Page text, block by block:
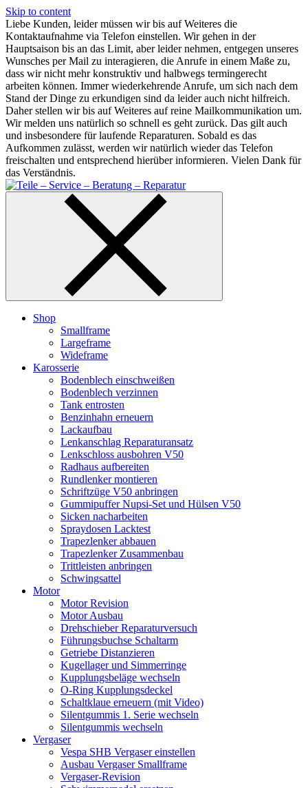
Skip to content
Liebe Kunden, leider müssen wir bis auf Weiteres die
Kontaktaufnahme via Telefon einstellen. Wir gehen in der
Hauptsaison bis an das Limit, aber leider nehmen, entgegen unseres
Wunsches per Mail zu interagieren, die Anrufe in einem Maße zu,
dass wir nicht mehr konstruktiv und halbwegs termingerecht
arbeiten können. Immer wiederkehrende Anrufe, um sich nach dem
Stand der Dinge zu erkundigen sind da leider auch nicht hilfreich.
Daher stellen wir bis auf Weiteres auf reine Mailkommunikation um.
Wir melden uns natürlich so schnell es geht zurück. Das gilt auch
und insbesondere für laufende Reparaturen. Sobald es das
Aufkommen zulässt, werden wir natürlich wieder das Telefon
freischalten und entsprechend hierüber informieren. Vielen Dank für
das Verständnis.
Shop
Smallframe
Largeframe
Wideframe
Karosserie
Bodenblech einschweißen
Bodenblech verzinnen
Tank entrosten
Benzinhahn erneuern
Lackaufbau
Lenkanschlag Reparaturansatz
Lenkschloss ausbohren V50
Radhaus aufbereiten
Rundlenker montieren
Schriftzüge V50 anbringen
Gummipuffer Nupsi-Set und Hülsen V50
Sicken nacharbeiten
Spraydosen Lacktest
Trapezlenker abbauen
Trapezlenker Zusammenbau
Trittleisten anbringen
Schwingsattel
Motor
Motor Revision
Motor Ausbau
Drehschieber Reparaturversuch
Führungsbuchse Schaltarm
Getriebe Distanzieren
Kugellager und Simmerringe
Kupplungsbeläge wechseln
O-Ring Kupplungsdeckel
Schaltklaue erneuern (mit Video)
Silentgummis 1. Serie wechseln
Silentgummis wechseln
Vergaser
Vespa SHB Vergaser einstellen
Ausbau Vergaser Smallframe
Vergaser-Revision